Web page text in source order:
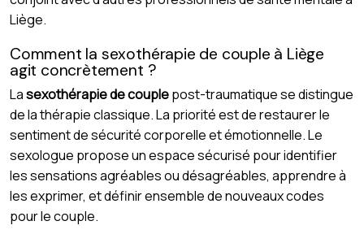
Liège.
Comment la sexothérapie de couple à Liège
agit concrètement ?
Lasexothérapie de couplepost-traumatique se distingue
de la thérapie classique. La priorité est de restaurer le
sentiment de sécurité corporelle et émotionnelle. Le
sexologue propose un espace sécurisé pour identifier
les sensations agréables ou désagréables, apprendre à
les exprimer, et définir ensemble de nouveaux codes
pour le couple.